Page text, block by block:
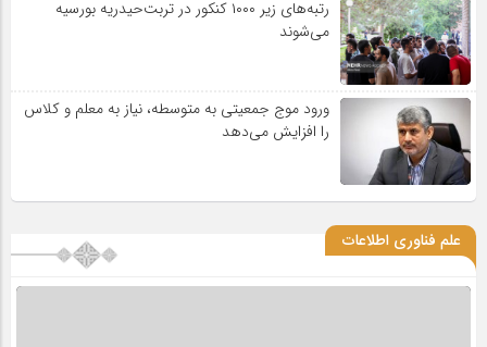
رتبه‌های زیر ۱۰۰۰ کنکور در تربت‌حیدریه بورسیه
می‌شوند
ورود موج جمعیتی به متوسطه، نیاز به معلم و کلاس
را افزایش می‌دهد
علم فناوری اطلاعات